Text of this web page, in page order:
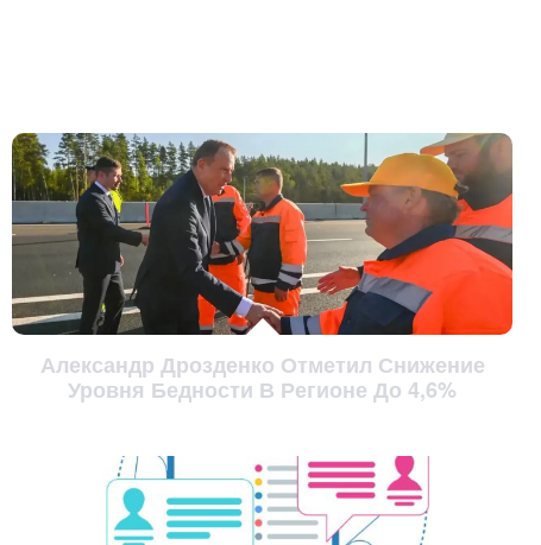
Александр Дрозденко Отметил Снижение
Уровня Бедности В Регионе До 4,6%